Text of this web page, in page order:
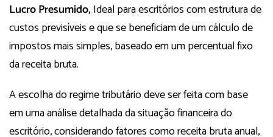
Lucro Presumido, Ideal para escritórios com estrutura de
custos previsíveis e que se beneficiam de um cálculo de
impostos mais simples, baseado em um percentual fixo
da receita bruta.
A escolha do regime tributário deve ser feita com base
em uma análise detalhada da situação financeira do
escritório, considerando fatores como receita bruta anual,